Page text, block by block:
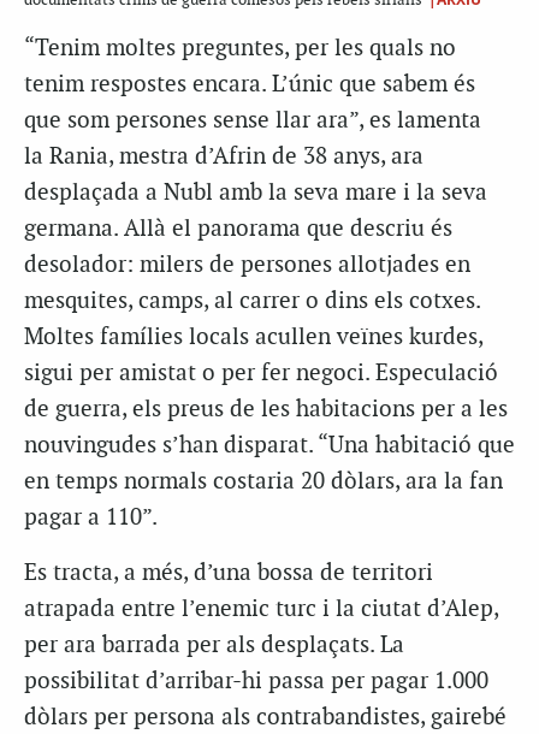
“Tenim moltes preguntes, per les quals no
tenim respostes encara. L’únic que sabem és
que som persones sense llar ara”, es lamenta
la Rania, mestra d’Afrin de 38 anys, ara
desplaçada a Nubl amb la seva mare i la seva
germana. Allà el panorama que descriu és
desolador: milers de persones allotjades en
mesquites, camps, al carrer o dins els cotxes.
Moltes famílies locals acullen veïnes kurdes,
sigui per amistat o per fer negoci. Especulació
de guerra, els preus de les habitacions per a les
nouvingudes s’han disparat. “Una habitació que
en temps normals costaria 20 dòlars, ara la fan
pagar a 110”.
Es tracta, a més, d’una bossa de territori
atrapada entre l’enemic turc i la ciutat d’Alep,
per ara barrada per als desplaçats. La
possibilitat d’arribar-hi passa per pagar 1.000
dòlars per persona als contrabandistes, gairebé